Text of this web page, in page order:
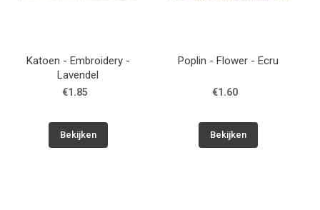
Katoen - Embroidery -
Lavendel
€1.85
Bekijken
Poplin - Flower - Ecru
€1.60
Bekijken